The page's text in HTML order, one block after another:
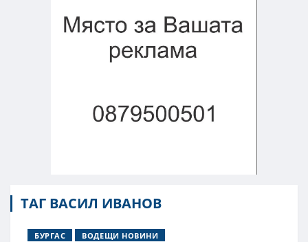
ТАГ ВАСИЛ ИВАНОВ
БУРГАС ВОДЕЩИ НОВИНИ